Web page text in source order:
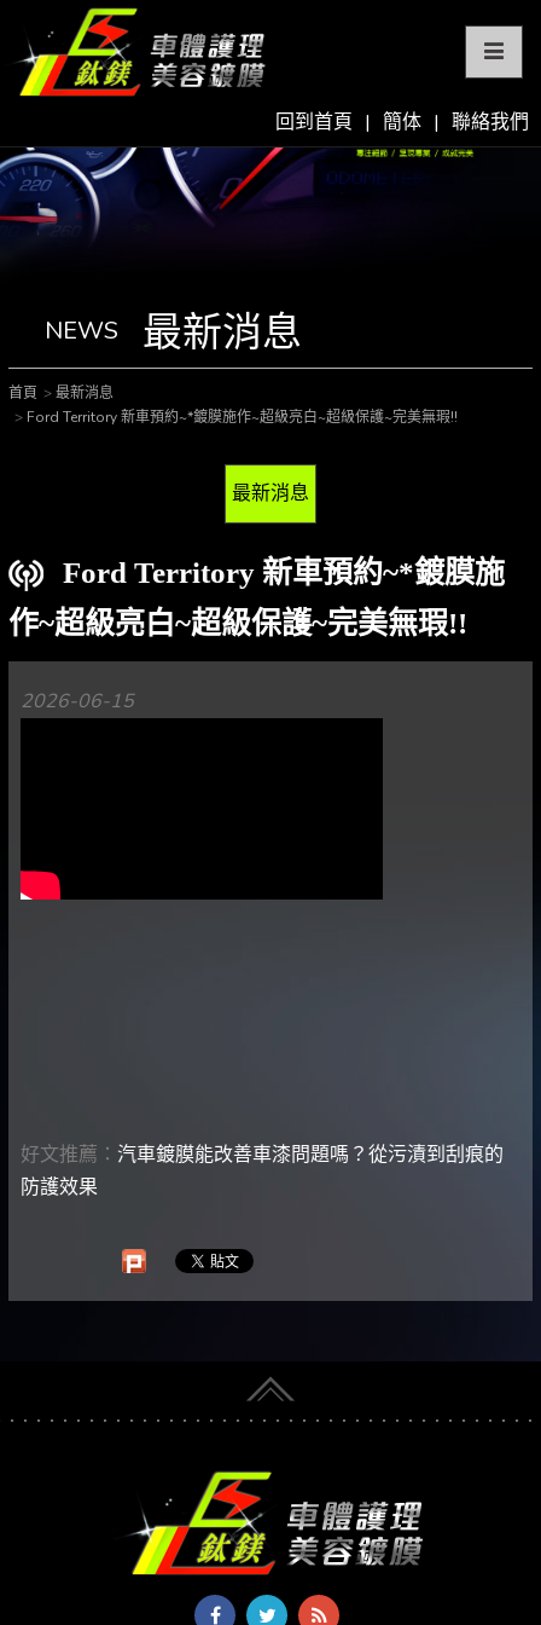
回到首頁 | 簡体 | 聯絡我們
NEWS 最新消息
首頁
最新消息
Ford Territory 新車預約~*鍍膜施作~超級亮白~超級保護~完美無瑕!!
最新消息
Ford Territory 新車預約~*鍍膜施
作~超級亮白~超級保護~完美無瑕!!
2026-06-15
好文推薦： 汽車鍍膜能改善車漆問題嗎？從污漬到刮痕的
防護效果